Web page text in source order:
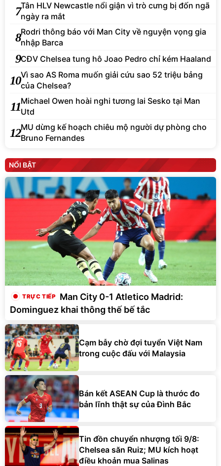
7Tân HLV Newcastle nổi giận vì trò cưng bị đốn ngã
ngày ra mắt
8Rodri thông báo với Man City về nguyện vọng gia
nhập Barca
9CĐV Chelsea tung hô Joao Pedro chỉ kém Haaland
10Vì sao AS Roma muốn giải cứu sao 52 triệu bảng
của Chelsea?
11Michael Owen hoài nghi tương lai Sesko tại Man
Utd
12MU dừng kế hoạch chiêu mộ người dự phòng cho
Bruno Fernandes
NỔI BẬT
Man City 0-1 Atletico Madrid:
Dominguez khai thông thế bế tắc
Cạm bẫy chờ đợi tuyển Việt Nam
trong cuộc đấu với Malaysia
Bán kết ASEAN Cup là thước đo
bản lĩnh thật sự của Đình Bắc
Tin đồn chuyển nhượng tối 9/8:
Chelsea săn Ruiz; MU kích hoạt
điều khoản mua Salinas